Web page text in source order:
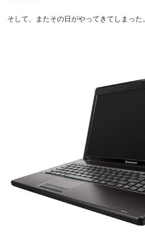
そして、またその日がやってきてしまった。